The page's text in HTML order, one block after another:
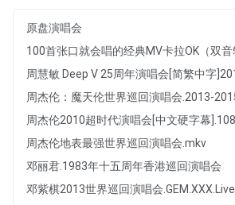
原盘演唱会
100首张口就会唱的经典MV卡拉OK（双音
周杰伦地表最强世界巡回演唱会.mkv
邓丽君.1983年十五周年香港巡回演唱会